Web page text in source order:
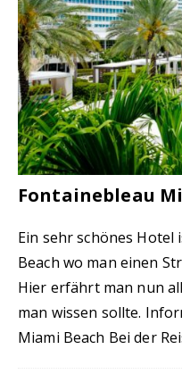
Fontainebleau
Ein sehr schönes Hotel
Beach wo man einen
Hier erfährt man nun
man wissen sollte.
Miami Beach Bei der